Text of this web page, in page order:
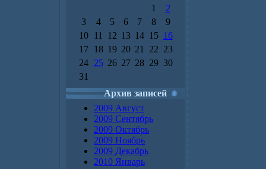
1
2
3
4 5 6 7 8
9
10 11 12 13 14 15 16
17 18 19 20 21 22 23
24 25 26 27 28 29 30
31
Архив записей
2009 Август
2009 Сентябрь
2009 Октябрь
2009 Ноябрь
2009 Декабрь
2010 Январь